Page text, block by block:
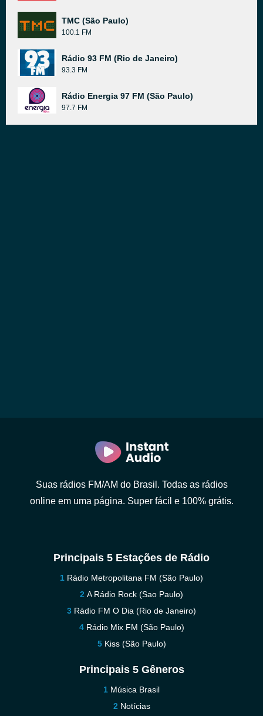
TMC (São Paulo)
100.1 FM
Rádio 93 FM (Rio de Janeiro)
93.3 FM
Rádio Energia 97 FM (São Paulo)
97.7 FM
Suas rádios FM/AM do Brasil. Todas as rádios
online em uma página. Super fácil e 100% grátis.
Principais 5 Estações de Rádio
Rádio Metropolitana FM (São Paulo)
A Rádio Rock (Sao Paulo)
Rádio FM O Dia (Rio de Janeiro)
Rádio Mix FM (São Paulo)
Kiss (São Paulo)
Principais 5 Gêneros
Música Brasil
Notícias